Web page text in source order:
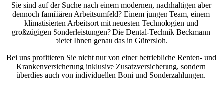
Sie sind auf der Suche nach einem modernen, nachhaltigen aber
dennoch familiären Arbeitsumfeld? Einem jungen Team, einem
klimatisierten Arbeitsort mit neuesten Technologien und
großzügigen Sonderleistungen? Die Dental-Technik Beckmann
bietet Ihnen genau das in Gütersloh.
Bei uns profitieren Sie nicht nur von einer betriebliche Renten- und
Krankenversicherung inklusive Zusatzversicherung, sondern
überdies auch von individuellen Boni und Sonderzahlungen.